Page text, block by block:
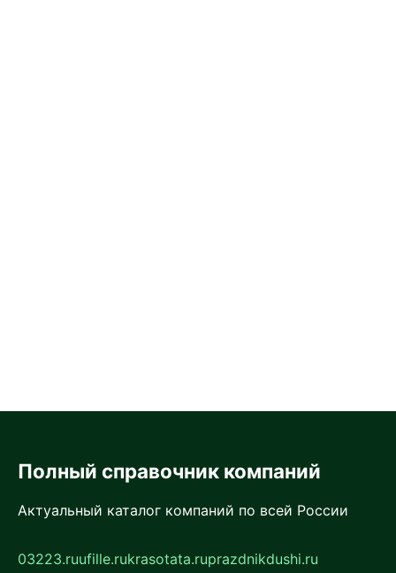
Полный справочник компаний
Актуальный каталог компаний по всей России
03223.ruufille.rukrasotata.ruprazdnikdushi.ru